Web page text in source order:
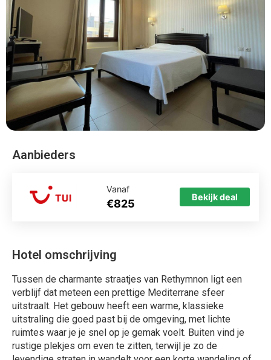
Hotel omschrijving
Tussen de charmante straatjes van Rethymnon ligt een
verblijf dat meteen een prettige Mediterrane sfeer
uitstraalt. Het gebouw heeft een warme, klassieke
uitstraling die goed past bij de omgeving, met lichte
ruimtes waar je je snel op je gemak voelt. Buiten vind je
rustige plekjes om even te zitten, terwijl je zo de
Aanbieders
Vanaf
€825 Bekijk deal